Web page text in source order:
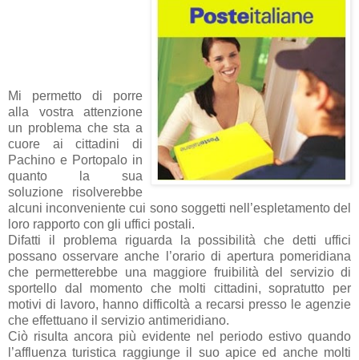
Mi permetto di porre
alla vostra attenzione
un problema che sta a
cuore ai cittadini di
Pachino e Portopalo in
quanto la sua
soluzione risolverebbe
alcuni inconveniente cui sono soggetti nell’espletamento del
loro rapporto con gli uffici postali.
Difatti il problema riguarda la possibilità che detti uffici
possano osservare anche l’orario di apertura pomeridiana
che permetterebbe una maggiore fruibilità del servizio di
sportello dal momento che molti cittadini, sopratutto per
motivi di lavoro, hanno difficoltà a recarsi presso le agenzie
che effettuano il servizio antimeridiano.
Ciò risulta ancora più evidente nel periodo estivo quando
l’affluenza turistica raggiunge il suo apice ed anche molti